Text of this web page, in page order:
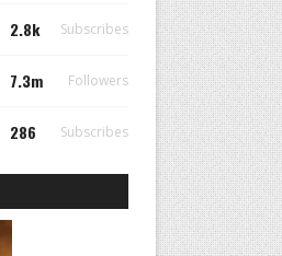
2.8k Subscribes
7.3m Followers
286 Subscribes